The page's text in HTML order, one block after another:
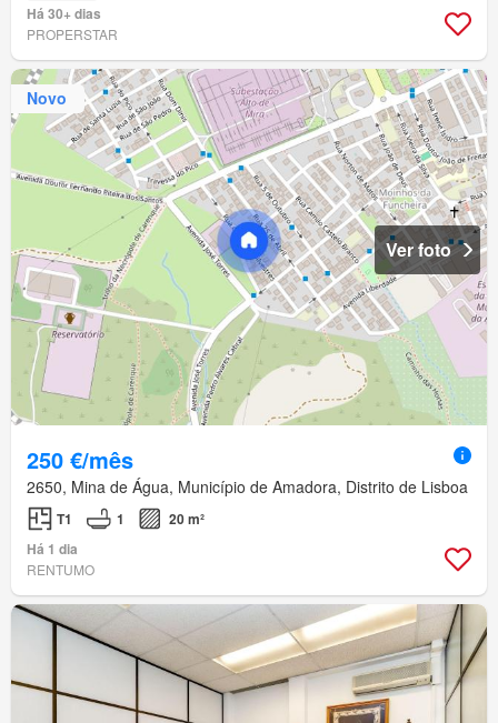
Há 30+ dias
PROPERSTAR
Novo
Ver foto
250 €/mês
2650, Mina de Água, Município de Amadora, Distrito de Lisboa
T1 1
20 m²
Há 1 dia
RENTUMO